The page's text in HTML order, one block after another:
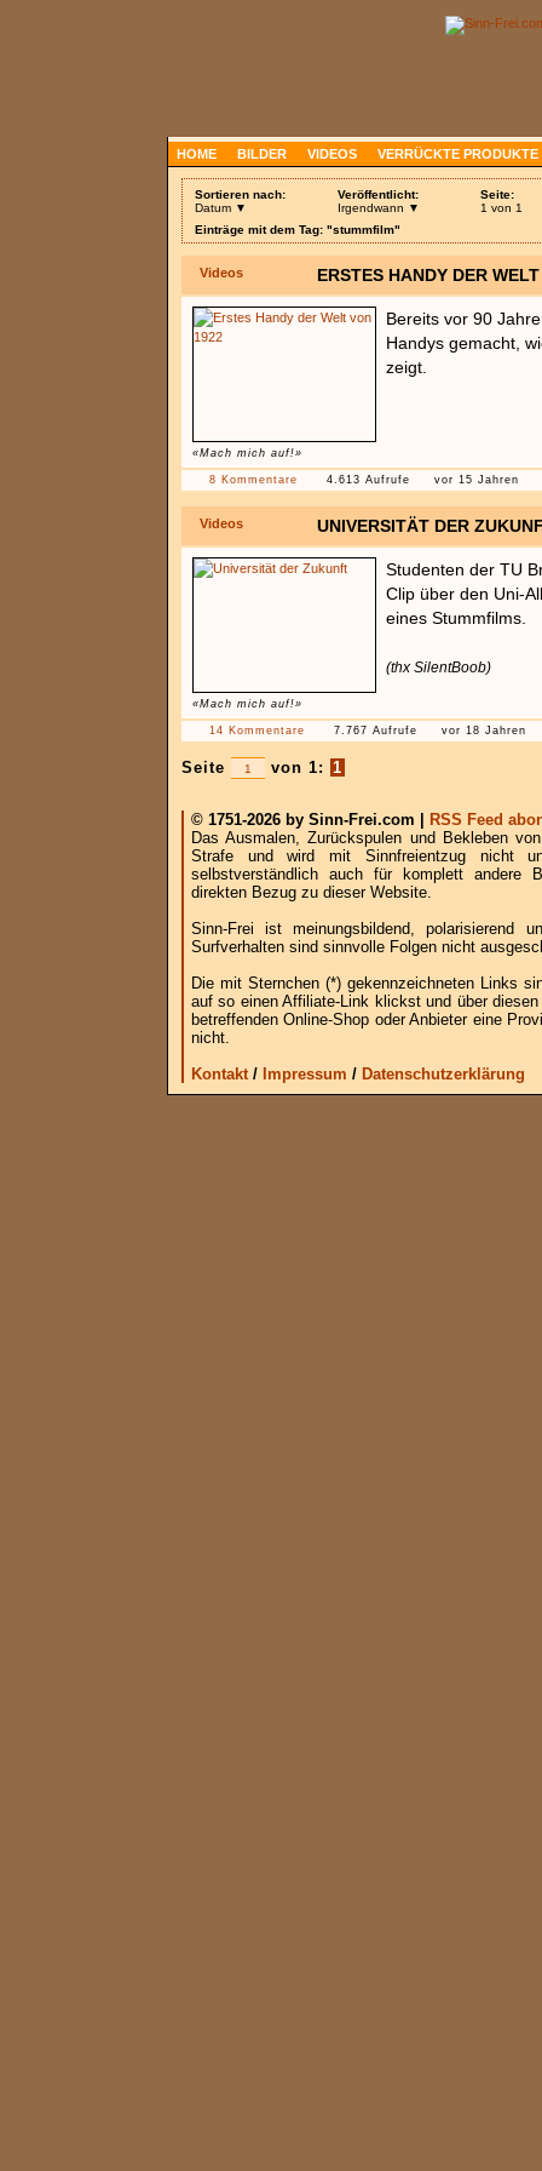
HOME BILDER VIDEOS VERRÜCKTE PRODUKTE
Sortieren nach:
Datum ▼
Veröffentlicht:
Irgendwann ▼
Seite:
1 von 1
Einträge mit dem Tag: "stummfilm"
Videos ERSTES HANDY DER
«Mach mich auf!»
Bereits vor 90
Handys gemacht,
zeigt.
8 Kommentare 4.613 Aufrufe vor 15 Jahren
Videos UNIVERSITÄT DER
«Mach mich auf!»
Studenten der TU
Clip über den Uni-
eines Stummfilms.
(thx SilentBoob)
14 Kommentare 7.767 Aufrufe vor 18 Jahren
Seite von 1: 1
© 1751-2026 by Sinn-Frei.com |
RSS Feed
Das Ausmalen, Zurückspulen und Bekleben
Strafe und wird mit Sinnfreientzug nicht
selbstverständlich auch für komplett andere
direkten Bezug zu dieser Website.
Sinn-Frei ist meinungsbildend, polarisierend
Surfverhalten sind sinnvolle Folgen nicht
Die mit Sternchen (*) gekennzeichneten Links
auf so einen Affiliate-Link klickst und über
betreffenden Online-Shop oder Anbieter eine
nicht.
Kontakt/ Impressum / Datenschutzerklärung